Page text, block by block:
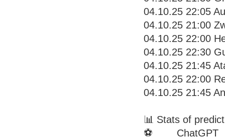
04.10.25 22:05
04.10.25 21:00
04.10.25 22:00
04.10.25 22:30
04.10.25 21:45
04.10.25 22:00
04.10.25 21:45
📊 Stats of
⚽️ ChatGPT